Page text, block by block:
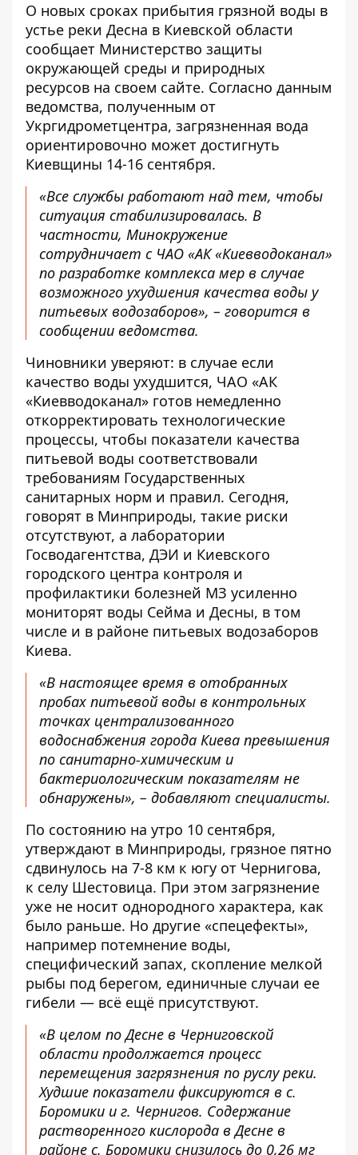
О новых сроках прибытия грязной воды в
устье реки Десна в Киевской области
сообщает Министерство защиты
окружающей среды и природных
ресурсов на своем сайте. Согласно данным
ведомства, полученным от
Укргидрометцентра, загрязненная вода
ориентировочно может достигнуть
Киевщины 14-16 сентября.
«Все службы работают над тем, чтобы
ситуация стабилизировалась. В
частности, Минокружение
сотрудничает с ЧАО «АК «Киевводоканал»
по разработке комплекса мер в случае
возможного ухудшения качества воды у
питьевых водозаборов», – говорится в
сообщении ведомства.
Чиновники уверяют: в случае если
качество воды ухудшится, ЧАО «АК
«Киевводоканал» готов немедленно
откорректировать технологические
процессы, чтобы показатели качества
питьевой воды соответствовали
требованиям Государственных
санитарных норм и правил. Сегодня,
говорят в Минприроды, такие риски
отсутствуют, а лаборатории
Госводагентства, ДЭИ и Киевского
городского центра контроля и
профилактики болезней МЗ усиленно
мониторят воды Сейма и Десны, в том
числе и в районе питьевых водозаборов
Киева.
«В настоящее время в отобранных
пробах питьевой воды в контрольных
точках централизованного
водоснабжения города Киева превышения
по санитарно-химическим и
бактериологическим показателям не
обнаружены», – добавляют специалисты.
По состоянию на утро 10 сентября,
утверждают в Минприроды, грязное пятно
сдвинулось на 7-8 км к югу от Чернигова,
к селу Шестовица. При этом загрязнение
уже не носит однородного характера, как
было раньше. Но другие «спецефекты»,
например потемнение воды,
специфический запах, скопление мелкой
рыбы под берегом, единичные случаи ее
гибели — всё ещё присутствуют.
«В целом по Десне в Черниговской
области продолжается процесс
перемещения загрязнения по руслу реки.
Худшие показатели фиксируются в с.
Боромики и г. Чернигов. Содержание
растворенного кислорода в Десне в
районе с. Боромики снизилось до 0,26 мг